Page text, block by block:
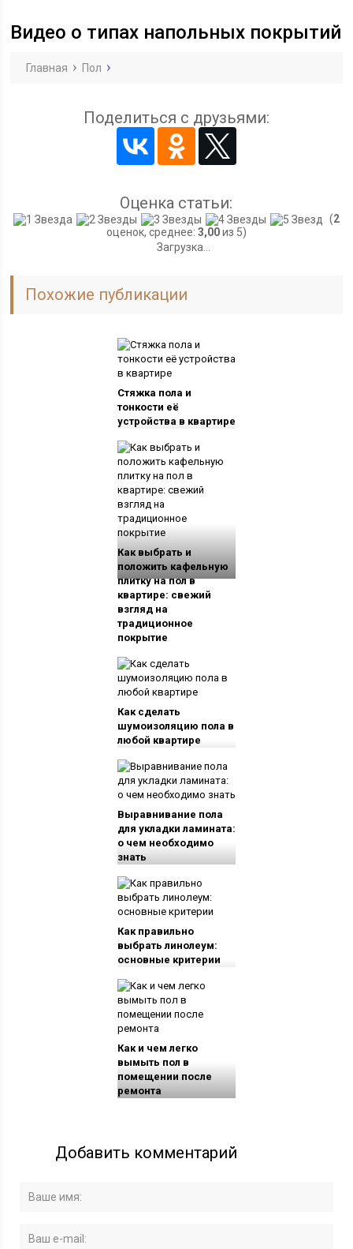
Видео о типах напольных покрытий
Главная Пол
Поделиться с друзьями:
Оценка статьи:
(2
оценок, среднее: 3,00из 5)
Загрузка...
Похожие публикации
Стяжка пола и
тонкости её
устройства в квартире
Как выбрать и
положить кафельную
плитку на пол в
квартире: свежий
взгляд на
традиционное
покрытие
Как сделать
шумоизоляцию пола в
любой квартире
Выравнивание пола
для укладки ламината:
о чем необходимо
знать
Как правильно
выбрать линолеум:
основные критерии
Как и чем легко
вымыть пол в
помещении после
ремонта
Добавить комментарий